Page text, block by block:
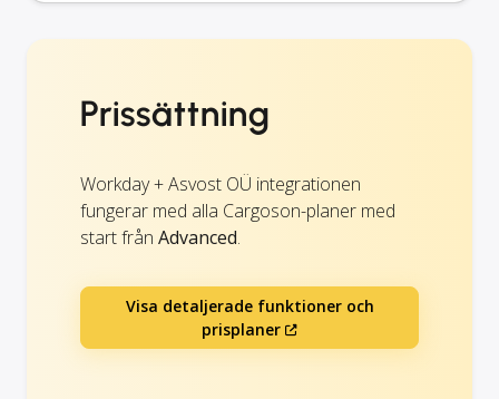
Prissättning
Workday + Asvost OÜ integrationen
fungerar med alla Cargoson-planer med
start från Advanced.
Visa detaljerade funktioner och
prisplaner